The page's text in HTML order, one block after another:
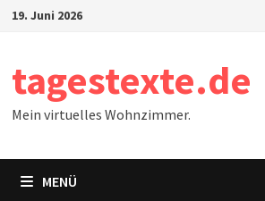
Zum19. Juni 2026
tagestexte.de
Mein virtuelles Wohnzimmer.
MENÜ